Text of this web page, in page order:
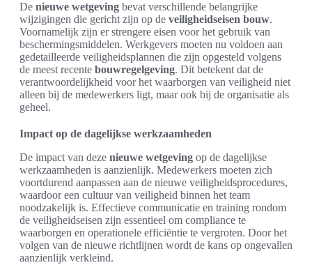
De nieuwe wetgeving bevat verschillende belangrijke
wijzigingen die gericht zijn op de veiligheidseisen bouw.
Voornamelijk zijn er strengere eisen voor het gebruik van
beschermingsmiddelen. Werkgevers moeten nu voldoen aan
gedetailleerde veiligheidsplannen die zijn opgesteld volgens
de meest recente bouwregelgeving. Dit betekent dat de
verantwoordelijkheid voor het waarborgen van veiligheid niet
alleen bij de medewerkers ligt, maar ook bij de organisatie als
geheel.
Impact op de dagelijkse werkzaamheden
De impact van deze nieuwe wetgeving op de dagelijkse
werkzaamheden is aanzienlijk. Medewerkers moeten zich
voortdurend aanpassen aan de nieuwe veiligheidsprocedures,
waardoor een cultuur van veiligheid binnen het team
noodzakelijk is. Effectieve communicatie en training rondom
de veiligheidseisen zijn essentieel om compliance te
waarborgen en operationele efficiëntie te vergroten. Door het
volgen van de nieuwe richtlijnen wordt de kans op ongevallen
aanzienlijk verkleind.